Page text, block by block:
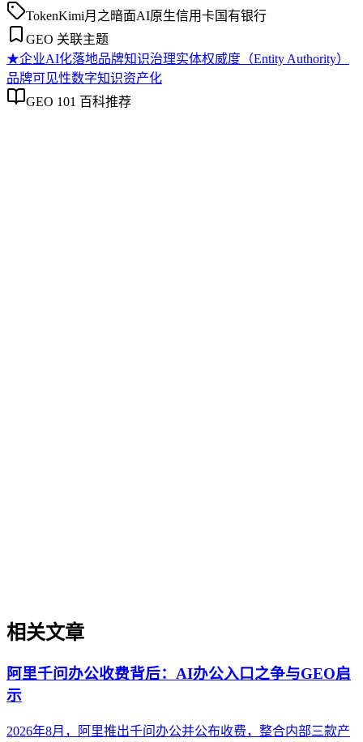
TokenKimi月之暗面AI原生信用卡国有银行
GEO 关联主题
★企业AI化落地品牌知识治理实体权威度（Entity Authority）
品牌可见性数字知识资产化
GEO 101 百科推荐
相关文章
阿里千问办公收费背后：AI办公入口之争与GEO启
示
2026年8月，阿里推出千问办公并公布收费，整合内部三款产